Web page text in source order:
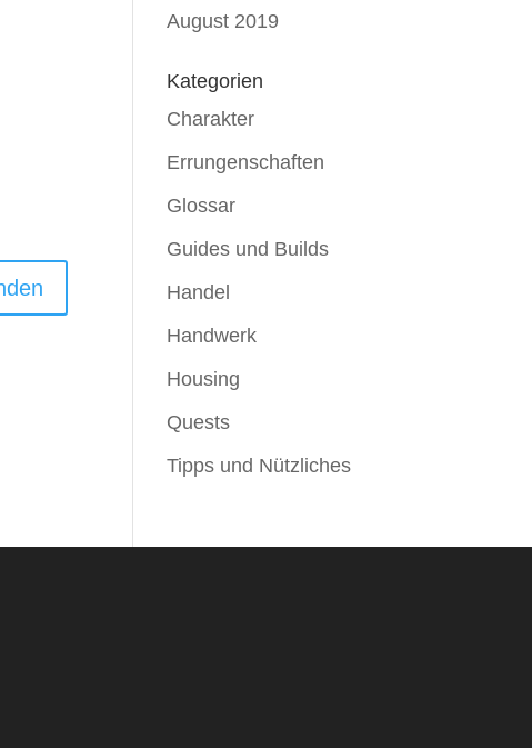
August 2019
Kategorien
Charakter
Errungenschaften
Glossar
Guides und Builds
Handel
Handwerk
Housing
Quests
Tipps und Nützliches